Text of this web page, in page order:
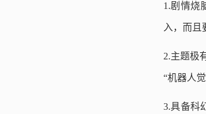
1.剧情烧
入，而且
2.主题极
“机器人
3.具备科